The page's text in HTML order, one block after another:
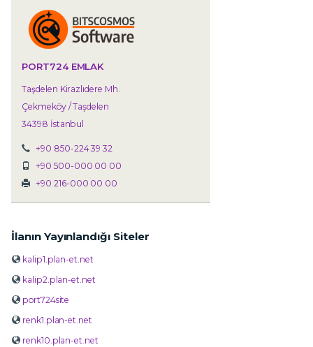
PORT724 EMLAK
Taşdelen Kirazlıdere Mh.
Çekmeköy / Taşdelen
34398 İstanbul
+90 850-224 39 32
+90 500-000 00 00
+90 216-000 00 00
İlanın Yayınlandığı Siteler
kalip1.plan-et.net
kalip2.plan-et.net
port724site
renk1.plan-et.net
renk10.plan-et.net